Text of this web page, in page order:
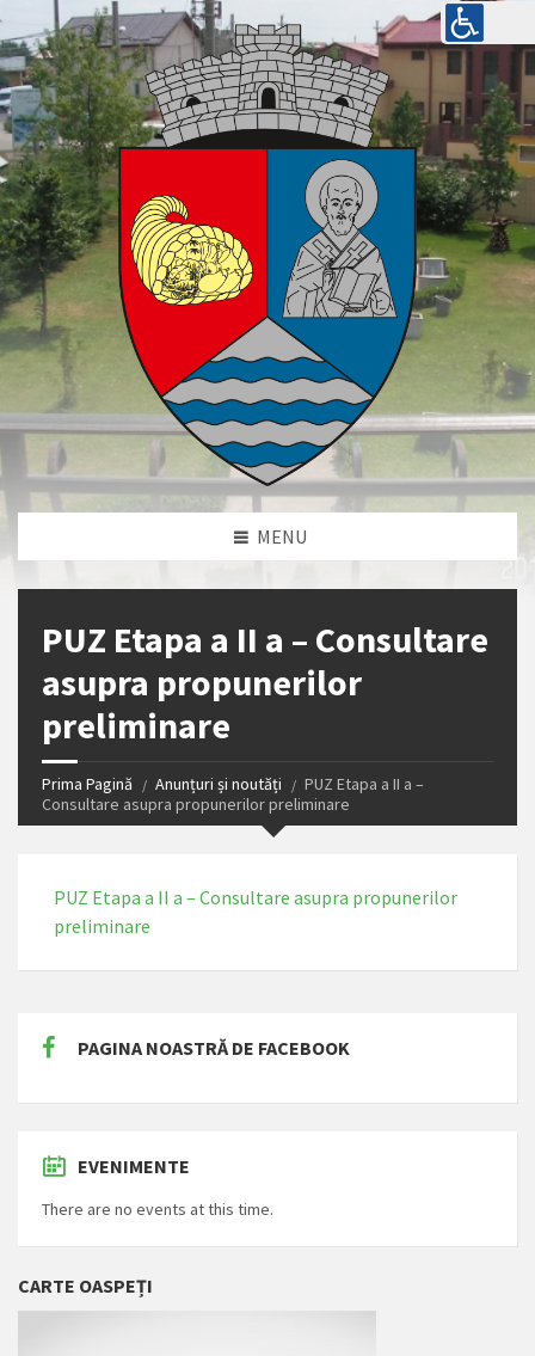
MENU
PUZ Etapa a II a – Consultare
asupra propunerilor
preliminare
Prima Pagină Anunțuri și noutăți
PUZ Etapa a II a –
Consultare asupra propunerilor preliminare
PUZ Etapa a II a – Consultare asupra propunerilor
preliminare
PAGINA NOASTRĂ DE FACEBOOK
EVENIMENTE
There are no events at this time.
CARTE OASPEȚI